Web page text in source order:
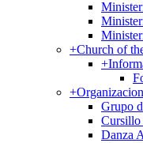
+Church of
+
+
Grupo
Cursillo
Danza